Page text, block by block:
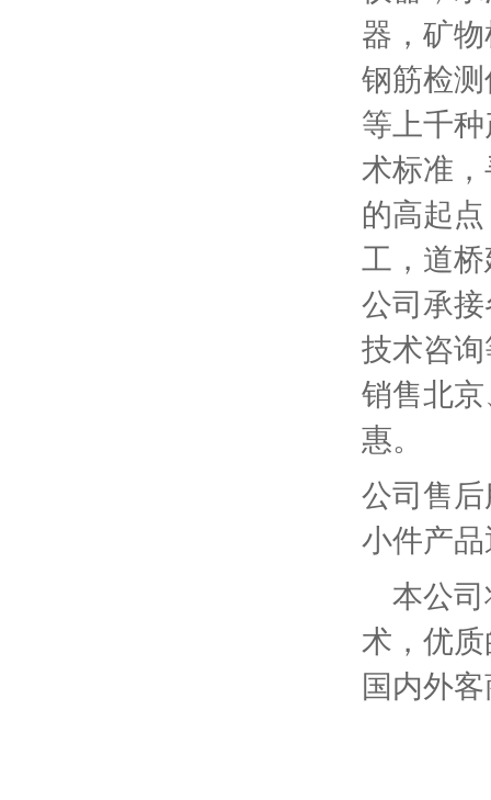
器，矿
钢筋检
等上千
术标准
的高起
工，道
公司承
技术咨
销售北
惠。
公司售
小件产
本公司
术，优
国内外